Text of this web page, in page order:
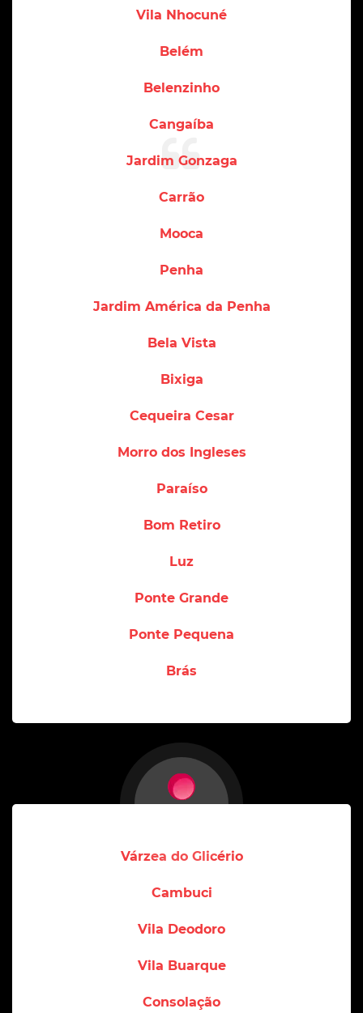
Vila Nhocuné
Belém
Belenzinho
Cangaíba
Jardim Gonzaga
Carrão
Mooca
Penha
Jardim América da Penha
Bela Vista
Bixiga
Cequeira Cesar
Morro dos Ingleses
Paraíso
Bom Retiro
Luz
Ponte Grande
Ponte Pequena
Brás
Várzea do Glicério
Cambuci
Vila Deodoro
Vila Buarque
Consolação